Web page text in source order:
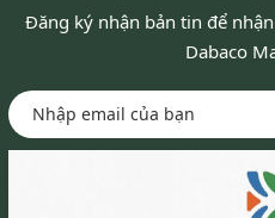
Đăng ký nhận bản tin để
Dabaco